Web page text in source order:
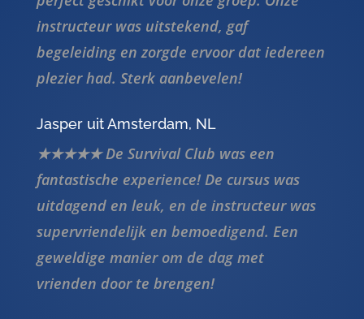
begeleiding en zorgde ervoor dat iedereen
plezier had. Sterk aanbevelen!
Jasper uit Amsterdam, NL
fantastische experience! De cursus was
uitdagend en leuk, en de instructeur was
supervriendelijk en bemoedigend. Een
geweldige manier om de dag met
vrienden door te brengen!
Lucia uit Lissabon, PT